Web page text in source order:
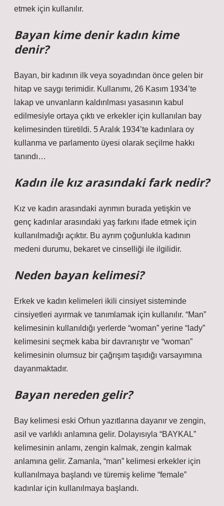
etmek için kullanılır.
Bayan kime denir kadın kime
denir?
Bayan, bir kadının ilk veya soyadından önce gelen bir
hitap ve saygı terimidir. Kullanımı, 26 Kasım 1934’te
lakap ve unvanların kaldırılması yasasının kabul
edilmesiyle ortaya çıktı ve erkekler için kullanılan bay
kelimesinden türetildi. 5 Aralık 1934’te kadınlara oy
kullanma ve parlamento üyesi olarak seçilme hakkı
tanındı…
Kadın ile kız arasındaki fark nedir?
Kız ve kadın arasındaki ayrımın burada yetişkin ve
genç kadınlar arasındaki yaş farkını ifade etmek için
kullanılmadığı açıktır. Bu ayrım çoğunlukla kadının
medeni durumu, bekaret ve cinselliği ile ilgilidir.
Neden bayan kelimesi?
Erkek ve kadın kelimeleri ikili cinsiyet sisteminde
cinsiyetleri ayırmak ve tanımlamak için kullanılır. “Man”
kelimesinin kullanıldığı yerlerde “woman” yerine “lady”
kelimesini seçmek kaba bir davranıştır ve “woman”
kelimesinin olumsuz bir çağrışım taşıdığı varsayımına
dayanmaktadır.
Bayan nereden gelir?
Bay kelimesi eski Orhun yazıtlarına dayanır ve zengin,
asil ve varlıklı anlamına gelir. Dolayısıyla “BAYKAL”
kelimesinin anlamı, zengin kalmak, zengin kalmak
anlamına gelir. Zamanla, “man” kelimesi erkekler için
kullanılmaya başlandı ve türemiş kelime “female”
kadınlar için kullanılmaya başlandı.